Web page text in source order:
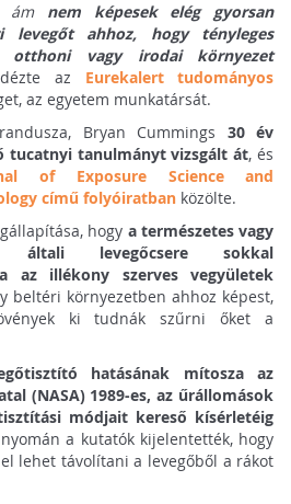
ám nem képesek elég gyorsan
levegőt ahhoz, hogy tényleges
otthoni vagy irodai környezet
az Eurekalert tudományos
az egyetem munkatársát.
Bryan Cummings 30 év
tucatnyi tanulmányt vizsgált át, és
of Exposure Science and
című folyóiratbanközölte.
hogy a természetes vagy
általi levegőcsere sokkal
az illékony szerves vegyületek
beltéri környezetben ahhoz képest,
ki tudnák szűrni őket a
hatásának mítosza az
(NASA) 1989-es, az űrállomások
módjait kereső kísérletéig
a kutatók kijelentették, hogy
lehet távolítani a levegőből a rákot